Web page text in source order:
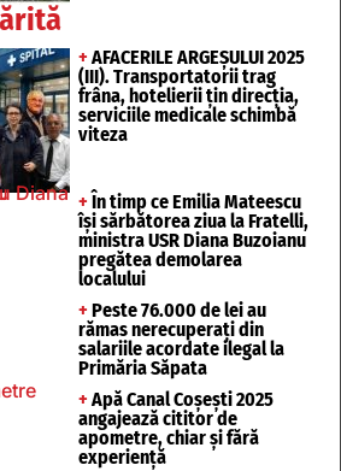
+ AFACERILE ARGEȘULUI 2025
(III). Transportatorii trag
frâna, hotelierii țin direcția,
serviciile medicale schimbă
viteza
+ În timp ce Emilia Mateescu
își sărbătorea ziua la Fratelli,
ministra USR Diana Buzoianu
pregătea demolarea
localului
+ Peste 76.000 de lei au
rămas nerecuperați din
salariile acordate ilegal la
Primăria Săpata
+ Apă Canal Coșești 2025
angajează cititor de
apometre, chiar și fără
experiență